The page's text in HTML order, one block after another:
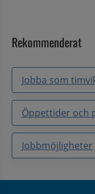
Rekommenderat
Jobba som
Öppettider och
Jobbmöjligheter